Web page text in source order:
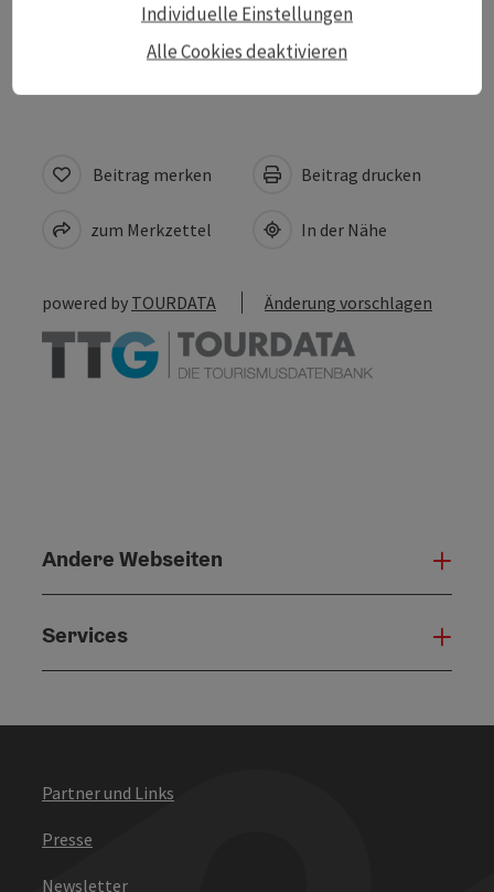
Anreise/Lage
Beitrag merken
zum Merkzettel
Beitrag drucken
In der Nähe
powered by TOURDATA Änderung vorschlagen
Andere Webseiten
Services
Partner und Links
Presse
Newsletter
Alle Cookies deaktivieren
Individuelle Einstellungen